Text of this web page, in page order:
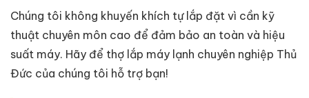
Chúng tôi không khuyến khích tự lắp đặt vì cần kỹ
thuật chuyên môn cao để đảm bảo an toàn và hiệu
suất máy. Hãy để thợ lắp máy lạnh chuyên nghiệp Thủ
Đức của chúng tôi hỗ trợ bạn!